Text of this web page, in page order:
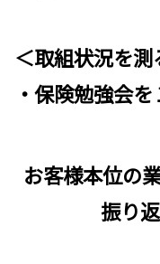
＜取組状況を
・保険勉強会
お客様本位の
振り